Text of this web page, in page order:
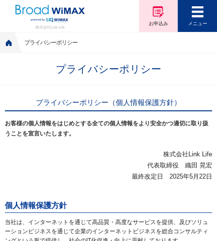
株式会社Link Life
メニュー
お申込み
プライバシーポリシー
プライバシーポリシー
プライバシーポリシー（個人情報保護方針）
お客様の個人情報をはじめとする全ての個人情報をより安全かつ適切に取り扱
うことを宣言いたします。
株式会社Link Life
代表取締役 織田 晃宏
最終改定日 2025年5月22日
個人情報保護方針
当社は、インターネットを通じて高品質・高度なサービスを提供、及びソリュ
ーションビジネスを通じて企業のインターネットビジネスを総合コンサルティ